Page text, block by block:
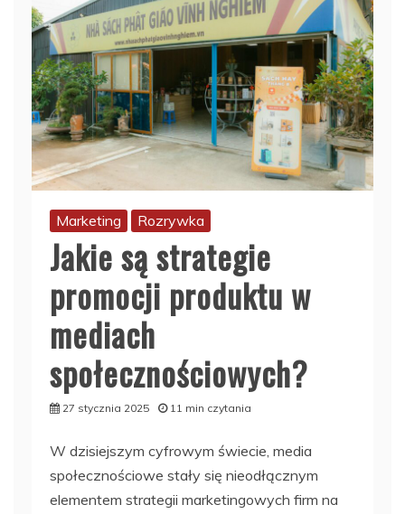
Marketing Rozrywka
Jakie są strategie
promocji produktu w
mediach
społecznościowych?
27 stycznia 2025 11 min czytania
W dzisiejszym cyfrowym świecie, media
społecznościowe stały się nieodłącznym
elementem strategii marketingowych firm na